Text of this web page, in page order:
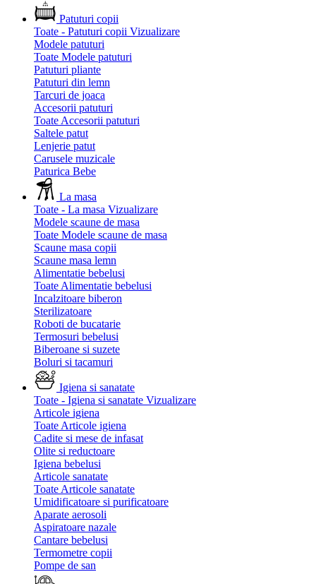
Patuturi copii
Toate - Patuturi copii Vizualizare
Modele patuturi
Toate Modele patuturi
Patuturi pliante
Patuturi din lemn
Tarcuri de joaca
Accesorii patuturi
Toate Accesorii patuturi
Saltele patut
Lenjerie patut
Carusele muzicale
Paturica Bebe
La masa
Toate - La masa Vizualizare
Modele scaune de masa
Toate Modele scaune de masa
Scaune masa copii
Scaune masa lemn
Alimentatie bebelusi
Toate Alimentatie bebelusi
Incalzitoare biberon
Sterilizatoare
Roboti de bucatarie
Termosuri bebelusi
Biberoane si suzete
Boluri si tacamuri
Igiena si sanatate
Toate - Igiena si sanatate Vizualizare
Articole igiena
Toate Articole igiena
Cadite si mese de infasat
Olite si reductoare
Igiena bebelusi
Articole sanatate
Toate Articole sanatate
Umidificatoare si purificatoare
Aparate aerosoli
Aspiratoare nazale
Cantare bebelusi
Termometre copii
Pompe de san